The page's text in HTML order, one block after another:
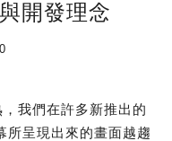
開發理念
我們在許多新推出的
所呈現出來的畫面越趨